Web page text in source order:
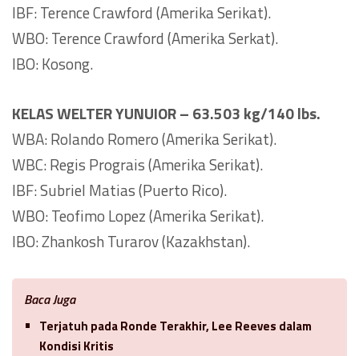
IBF: Terence Crawford (Amerika Serikat).
WBO: Terence Crawford (Amerika Serkat).
IBO: Kosong.
KELAS WELTER YUNUIOR – 63.503 kg/140 lbs.
WBA: Rolando Romero (Amerika Serikat).
WBC: Regis Prograis (Amerika Serikat).
IBF: Subriel Matias (Puerto Rico).
WBO: Teofimo Lopez (Amerika Serikat).
IBO: Zhankosh Turarov (Kazakhstan).
Baca Juga
Terjatuh pada Ronde Terakhir, Lee Reeves dalam
Kondisi Kritis